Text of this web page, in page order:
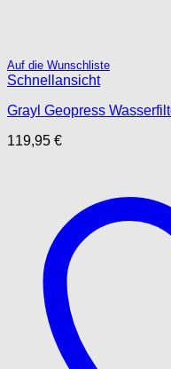
Auf die Wunschliste
Schnellansicht
Grayl Geopress
119,95 €